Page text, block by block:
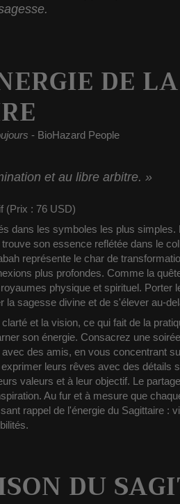
DE LA
- BioHazard People
et au libre arbitre. »
(Prix : 76 USD)
dans les symboles les plus simples.
son essence reflétée dans le
représente le char de
plus profondes. Comme la
physique et spirituel. Porter
sagesse divine et de s'élever au-
clarté et la vision, ce qui fait de la
son énergie. Consacrez une
des amis, en vous concentrant
leurs rêves avec des détails
valeurs et à leur objectif. Le
Au fur et à mesure que
rappel de l'énergie du Sagittaire :
DU